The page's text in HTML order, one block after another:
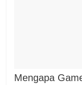
Mengapa